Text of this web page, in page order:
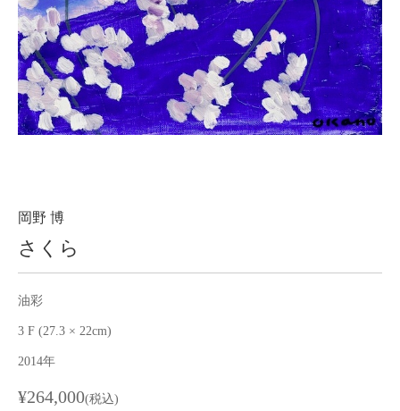
Schedule スケジュール
About 会社案内
Contact
Purchase assessment
岡野 博
さくら
油彩
3 F (27.3 × 22cm)
2014年
¥264,000(税込)